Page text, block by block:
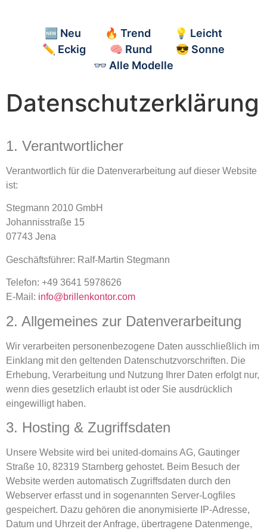
🆕 Neu 🔥 Trend
💡 Leicht
✏️ Eckig
🧠 Rund
😎 Sonne
👓 Alle Modelle
Datenschutzerklärung
1. Verantwortlicher
Verantwortlich für die Datenverarbeitung auf dieser Website
ist:
Stegmann 2010 GmbH
Johannisstraße 15
07743 Jena
Geschäftsführer: Ralf-Martin Stegmann
Telefon: +49 3641 5978626
E-Mail: info@brillenkontor.com
2. Allgemeines zur Datenverarbeitung
Wir verarbeiten personenbezogene Daten ausschließlich im
Einklang mit den geltenden Datenschutzvorschriften. Die
Erhebung, Verarbeitung und Nutzung Ihrer Daten erfolgt nur,
wenn dies gesetzlich erlaubt ist oder Sie ausdrücklich
eingewilligt haben.
3. Hosting & Zugriffsdaten
Unsere Website wird bei united-domains AG, Gautinger
Straße 10, 82319 Starnberg gehostet. Beim Besuch der
Website werden automatisch Zugriffsdaten durch den
Webserver erfasst und in sogenannten Server-Logfiles
gespeichert. Dazu gehören die anonymisierte IP-Adresse,
Datum und Uhrzeit der Anfrage, übertragene Datenmenge,